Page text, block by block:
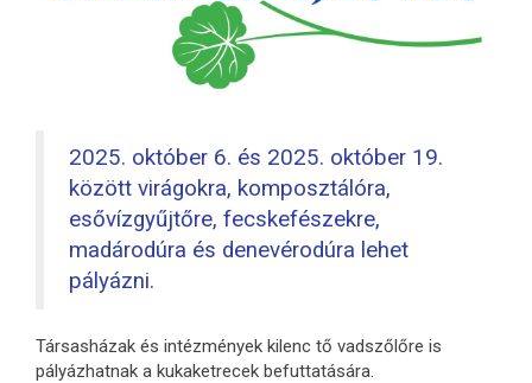
2025. október 6. és 2025. október 19.
között virágokra, komposztálóra,
esővízgyűjtőre, fecskefészekre,
madárodúra és denevérodúra lehet
pályázni.
Társasházak és intézmények kilenc tő vadszőlőre is
pályázhatnak a kukaketrecek befuttatására.